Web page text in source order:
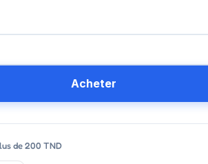
Acheter
de 200 TND